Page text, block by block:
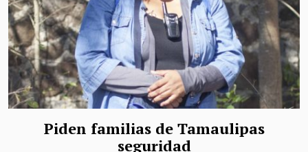
Piden familias de Tamaulipas
seguridad